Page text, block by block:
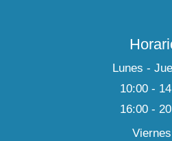
Lunes -
10:00 -
16:00 -